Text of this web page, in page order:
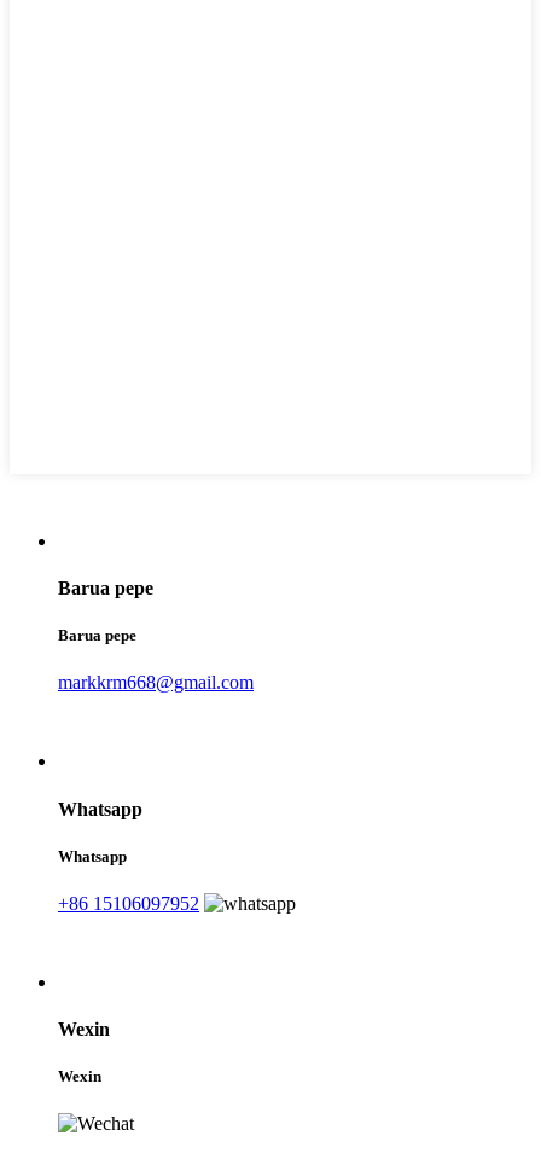
Barua pepe
Barua pepe
markkrm668@gmail.com
Whatsapp
Whatsapp
+86 15106097952
Wexin
Wexin